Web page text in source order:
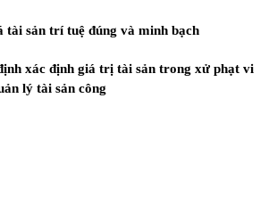
tài sản trí tuệ đúng và minh bạch
xác định giá trị tài sản trong xử phạt vi
lý tài sản công